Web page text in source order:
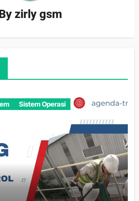
zirly gsm
Sistem Operasi